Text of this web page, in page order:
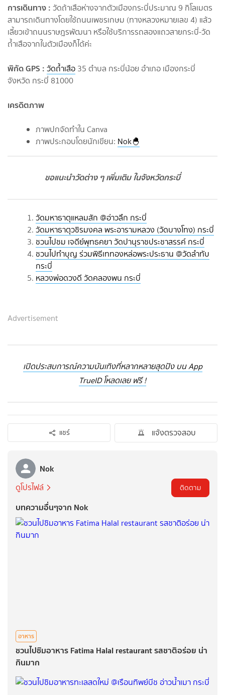
การเดินทาง : วัดถ้าเสือห่างจากตัวเมืองกระบี่ประมาณ 9 กิโลเมตร
สามารถเดินทางโดยใช้ถนนเพชรเกษม (ทางหลวงหมายเลข 4) แล้ว
เลี้ยวเข้าถนนราษฎรพัฒนา หรือใช้บริการรถสองแถวสายกระบี่-วัด
ถ้ำเสือจากในตัวเมืองก็ได้ค่ะ
พิกัด GPS : วัดถ้ำเสือ 35 ตำบล กระบี่น้อย อำเภอ เมืองกระบี่
จังหวัด กระบี่ 81000
เครดิตภาพ
ภาพปกจัดทำใน Canva
ภาพประกอบโดยนักเขียน: Nok🐣
ขอแนะนำวัดต่าง ๆ เพิ่มเติม ในจังหวัดกระบี่
วัดมหาธาตุแหลมสัก @อ่าวลึก กระบี่
วัดมหาธาตุวชิรมงคล พระอารามหลวง (วัดบางโทง) กระบี่
ชวนไปชม เจดีย์พุทธคยา วัดปานุราชประชาสรรค์ กระบี่
ชวนไปทำบุญ ร่วมพิธีเททองหล่อพระประธาน @วัดลำทับ
กระบี่
หลวงพ่อดวงดี วัดคลองพน กระบี่
Advertisement
เปิดประสบการณ์ความบันเทิงที่หลากหลายสุดปัง บน App
TrueID โหลดเลย ฟรี !
แชร์ แจ้งตรวจสอบ
Nok
ดูโปรไฟล์ ติดตาม
บทความอื่นๆจาก Nok
อาหาร
ชวนไปชิมอาหาร Fatima Halal restaurant รสชาติอร่อย น่า
กินมาก